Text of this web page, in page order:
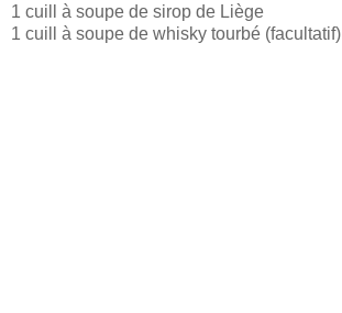
1 cuill à soupe de sirop de Liège
1 cuill à soupe de whisky tourbé (facultatif)